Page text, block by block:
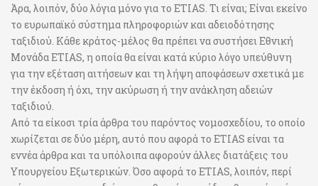
Άρα, λοιπόν, δύο λόγια μόνο για το ETIAS. Τι είναι; Είναι εκείνο
το ευρωπαϊκό σύστημα πληροφοριών και αδειοδότησης
ταξιδιού. Κάθε κράτος-μέλος θα πρέπει να συστήσει Εθνική
Μονάδα ETIAS, η οποία θα είναι κατά κύριο λόγο υπεύθυνη
για την εξέταση αιτήσεων και τη λήψη αποφάσεων σχετικά με
την έκδοση ή όχι, την ακύρωση ή την ανάκληση αδειών
ταξιδιού.
Από τα είκοσι τρία άρθρα του παρόντος νομοσχεδίου, το οποίο
χωρίζεται σε δύο μέρη, αυτό που αφορά το ETIAS είναι τα
εννέα άρθρα και τα υπόλοιπα αφορούν άλλες διατάξεις του
Υπουργείου Εξωτερικών. Όσο αφορά το ETIAS, λοιπόν, περί